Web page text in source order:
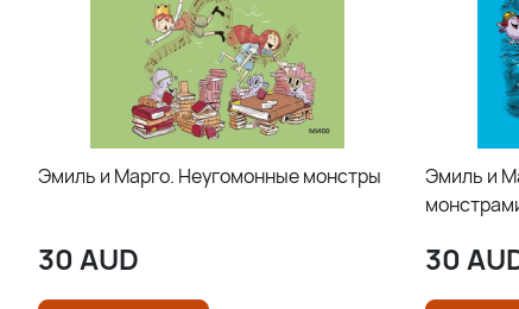
Эмиль и Марго. Неугомонные монстры
30AUD
Эмиль и
30